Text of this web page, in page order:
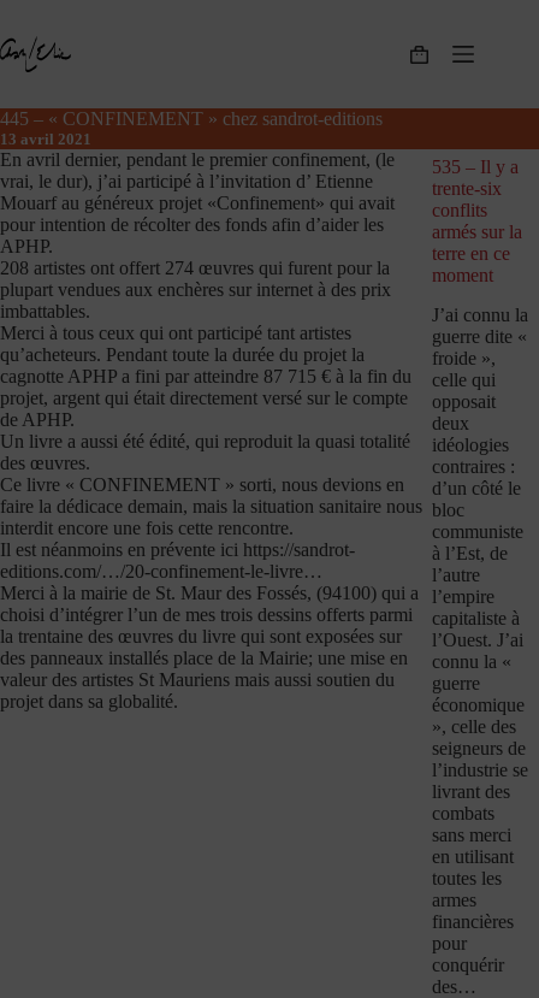
contenu
Panier
445 – « CONFINEMENT » chez sandrot-editions
13 avril 2021
En avril dernier, pendant le premier confinement, (le
vrai, le dur), j’ai participé à l’invitation d’ Etienne
Mouarf au généreux projet «Confinement» qui avait
pour intention de récolter des fonds afin d’aider les
APHP.
208 artistes ont offert 274 œuvres qui furent pour la
plupart vendues aux enchères sur internet à des prix
imbattables.
Merci à tous ceux qui ont participé tant artistes
qu’acheteurs. Pendant toute la durée du projet la
cagnotte APHP a fini par atteindre 87 715 € à la fin du
projet, argent qui était directement versé sur le compte
de APHP.
Un livre a aussi été édité, qui reproduit la quasi totalité
des œuvres.
Ce livre « CONFINEMENT » sorti, nous devions en
faire la dédicace demain, mais la situation sanitaire nous
interdit encore une fois cette rencontre.
Il est néanmoins en prévente ici https://sandrot-
editions.com/…/20-confinement-le-livre…
Merci à la mairie de St. Maur des Fossés, (94100) qui a
choisi d’intégrer l’un de mes trois dessins offerts parmi
la trentaine des œuvres du livre qui sont exposées sur
des panneaux installés place de la Mairie; une mise en
valeur des artistes St Mauriens mais aussi soutien du
projet dans sa globalité.
535 – Il y a
trente-six
conflits
armés sur la
terre en ce
moment
J’ai connu la
guerre dite «
froide »,
celle qui
opposait
deux
idéologies
contraires :
d’un côté le
bloc
communiste
à l’Est, de
l’autre
l’empire
capitaliste à
l’Ouest. J’ai
connu la «
guerre
économique
», celle des
seigneurs de
l’industrie se
livrant des
combats
sans merci
en utilisant
toutes les
armes
financières
pour
conquérir
des…